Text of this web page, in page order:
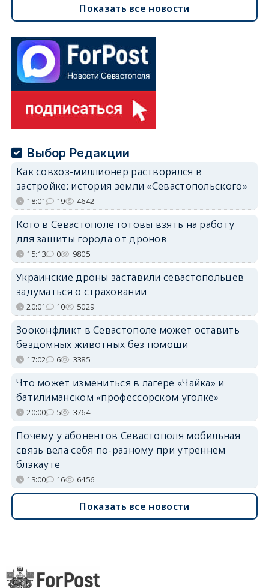
Показать все новости
Выбор Редакции
Как совхоз-миллионер растворялся в
застройке: история земли «Севастопольского»
18:01 19 4642
Кого в Севастополе готовы взять на работу
для защиты города от дронов
15:13 0 9805
Украинские дроны заставили севастопольцев
задуматься о страховании
20:01 10 5029
Зооконфликт в Севастополе может оставить
бездомных животных без помощи
17:02 6 3385
Что может измениться в лагере «Чайка» и
батилиманском «профессорском уголке»
20:00 5 3764
Почему у абонентов Севастополя мобильная
связь вела себя по-разному при утреннем
блэкауте
13:00 16 6456
Показать все новости